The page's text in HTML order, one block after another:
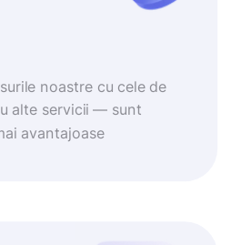
noastre cu cele de
alte servicii — sunt
avantajoase